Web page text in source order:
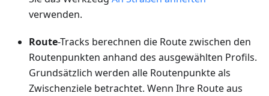
verwenden.
Route-Tracks berechnen die Route zwischen den
Routenpunkten anhand des ausgewählten Profils.
Grundsätzlich werden alle Routenpunkte als
Zwischenziele betrachtet. Wenn Ihre Route aus